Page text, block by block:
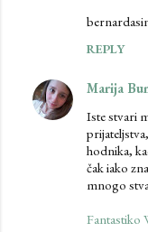
REPLY
Marija
Iste stvari
hodnika,
čak iako
mnogo
Fantastiko